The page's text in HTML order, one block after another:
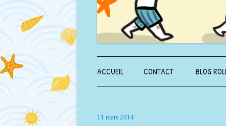
ACCUEIL CONTACT BLOG
11 mars 2014